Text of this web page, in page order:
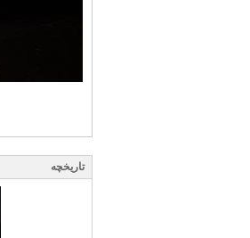
تاریخچه